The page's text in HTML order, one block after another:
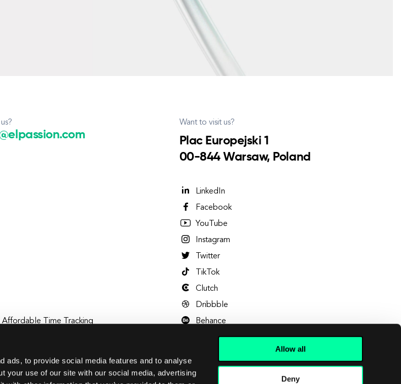
ads, to provide social media features and to analyse
your use of our site with our social media, advertising
Allow all
Deny
Want to visit us?
Plac Europejski 1
00-844 Warsaw, Poland
Affordable Time Tracking
LinkedIn
Facebook
YouTube
Instagram
Twitter
TikTok
Clutch
Dribbble
Behance